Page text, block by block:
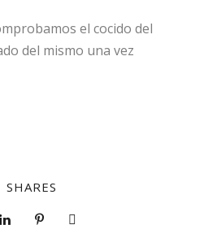
el cocido del
del mismo una vez
SHARES